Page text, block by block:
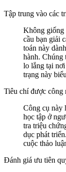
Tập trung vào các
Không giống
cầu bạn giải
toán này
hành. Chúng
lo lắng tại
trạng này
Tiêu chí được công
Công cụ này
học tập ở
tra triệu
dục phát
cuộc thảo
Đánh giá ưu tiên